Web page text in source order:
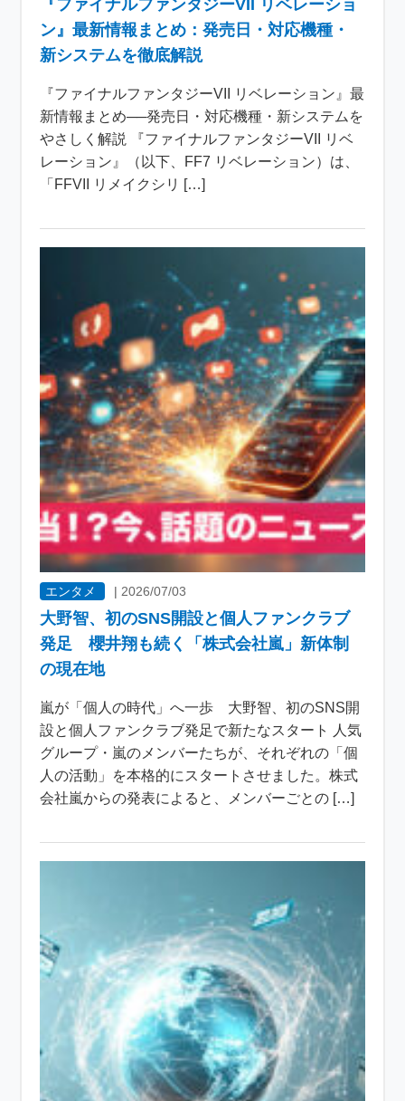
『ファイナルファンタジーVII リベレーショ
ン』最新情報まとめ：発売日・対応機種・
新システムを徹底解説
『ファイナルファンタジーVII リベレーション』最
新情報まとめ──発売日・対応機種・新システムを
やさしく解説 『ファイナルファンタジーVII リベ
レーション』（以下、FF7 リベレーション）は、
「FFVII リメイクシリ […]
エンタメ | 2026/07/03
大野智、初のSNS開設と個人ファンクラブ
発足 櫻井翔も続く「株式会社嵐」新体制
の現在地
嵐が「個人の時代」へ一歩 大野智、初のSNS開
設と個人ファンクラブ発足で新たなスタート 人気
グループ・嵐のメンバーたちが、それぞれの「個
人の活動」を本格的にスタートさせました。株式
会社嵐からの発表によると、メンバーごとの […]